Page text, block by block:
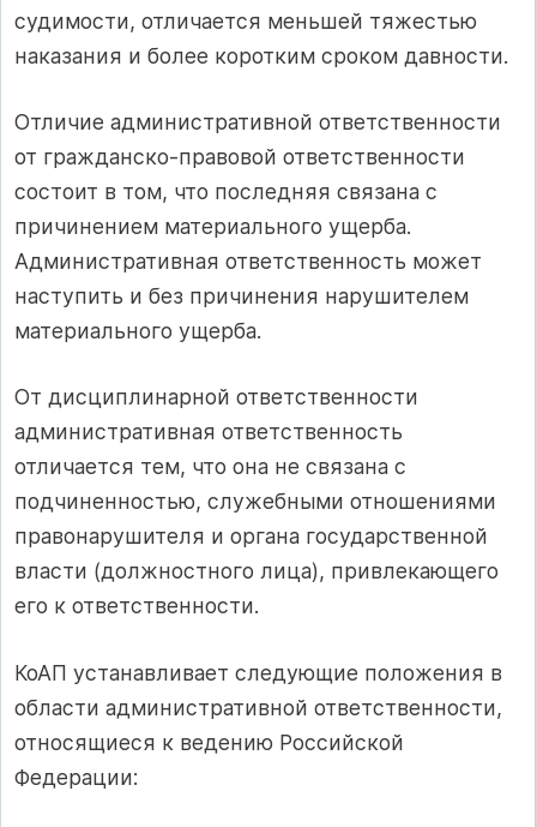
судимости, отличается меньшей тяжестью
наказания и более коротким сроком давности.
Отличие административной ответственности
от гражданско-правовой ответственности
состоит в том, что последняя связана с
причинением материального ущерба.
Административная ответственность может
наступить и без причинения нарушителем
материального ущерба.
От дисциплинарной ответственности
административная ответственность
отличается тем, что она не связана с
подчиненностью, служебными отношениями
правонарушителя и органа государственной
власти (должностного лица), привлекающего
его к ответственности.
КоАП устанавливает следующие положения в
области административной ответственности,
относящиеся к ведению Российской
Федерации: